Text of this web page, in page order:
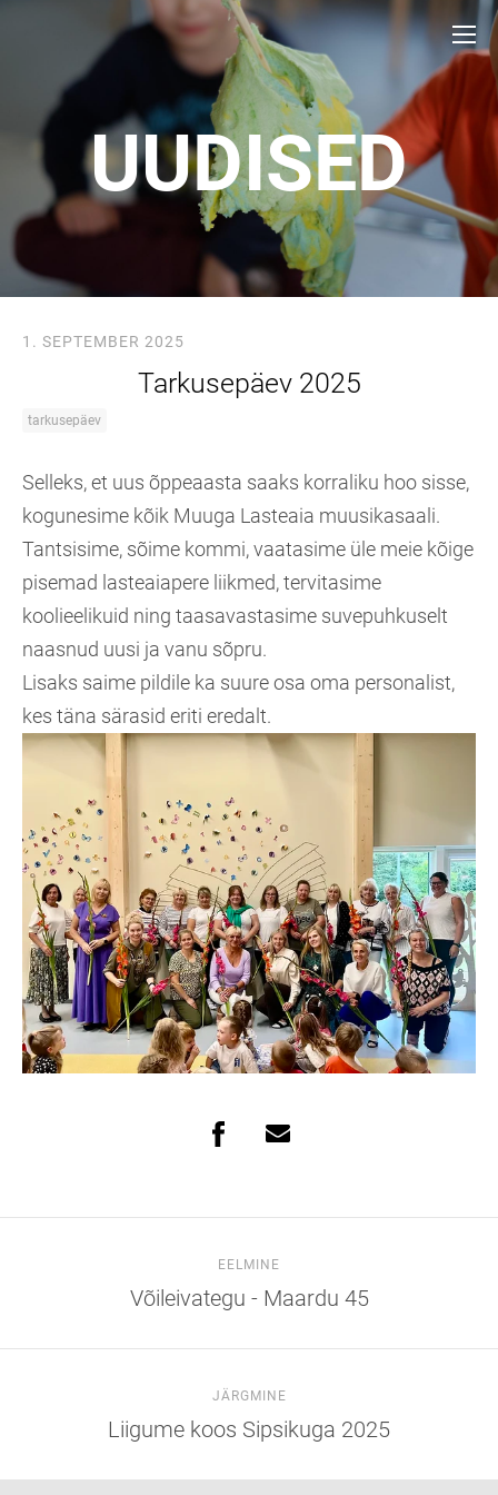
UUDISED
1. SEPTEMBER 2025
Tarkusepäev 2025
tarkusepäev
Selleks, et uus õppeaasta saaks korraliku hoo sisse,
kogunesime kõik Muuga Lasteaia muusikasaali.
Tantsisime, sõime kommi, vaatasime üle meie kõige
pisemad lasteaiapere liikmed, tervitasime
koolieelikuid ning taasavastasime suvepuhkuselt
naasnud uusi ja vanu sõpru.
Lisaks saime pildile ka suure osa oma personalist,
kes täna särasid eriti eredalt.
EELMINE
Võileivategu - Maardu 45
JÄRGMINE
Liigume koos Sipsikuga 2025